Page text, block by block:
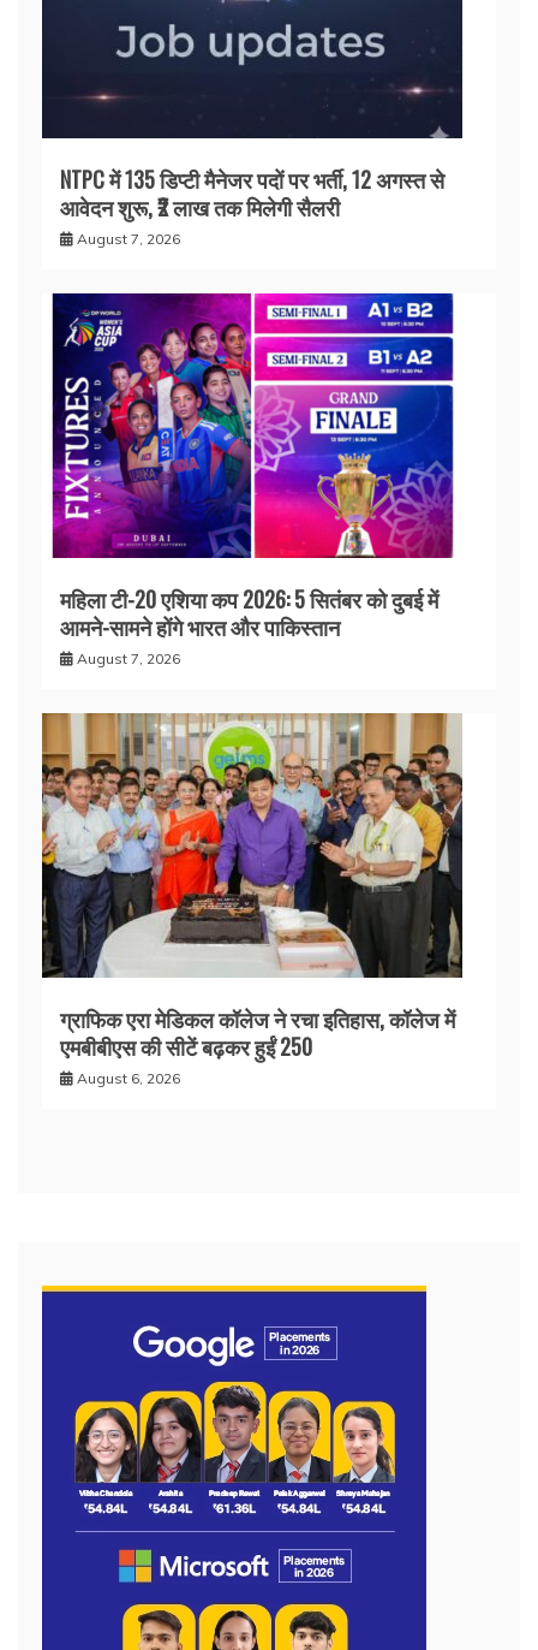
NTPC में 135 डिप्टी मैनेजर पदों पर भर्ती, 12 अगस्त से
आवेदन शुरू, ₹2 लाख तक मिलेगी सैलरी
August 7, 2026
महिला टी-20 एशिया कप 2026: 5 सितंबर को दुबई में
आमने-सामने होंगे भारत और पाकिस्तान
August 7, 2026
ग्राफिक एरा मेडिकल कॉलेज ने रचा इतिहास, कॉलेज में
एमबीबीएस की सीटें बढ़कर हुईं 250
August 6, 2026